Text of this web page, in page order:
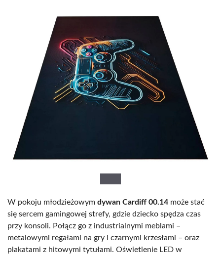
W pokoju młodzieżowym dywan Cardiff 00.14 może stać
się sercem gamingowej strefy, gdzie dziecko spędza czas
przy konsoli. Połącz go z industrialnymi meblami –
metalowymi regałami na gry i czarnymi krzesłami – oraz
plakatami z hitowymi tytułami. Oświetlenie LED w